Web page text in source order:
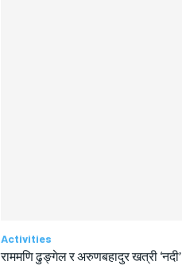
Activities
राममणि ढुङ्गेल र अरुणबहादुर खत्री